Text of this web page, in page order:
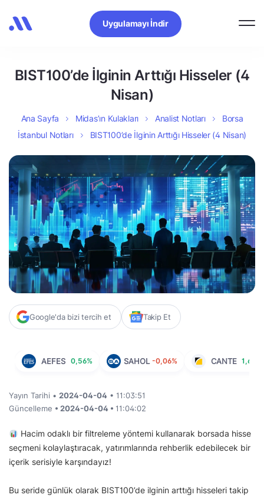
Uygulamayı İndir
BIST100’de İlginin Arttığı Hisseler (4
Nisan)
Ana Sayfa Midas’ın Kulakları Analist Notları
Borsa
İstanbul Notları
BIST100’de İlginin Arttığı Hisseler (4 Nisan)
Google'da bizi tercih et Takip Et
AEFES 0,56% SAHOL -0,06% CANTE 1,68%
Yayın Tarihi • 2024-04-04 • 11:03:51
Güncelleme • 2024-04-04 • 11:04:02
Hacim odaklı bir filtreleme yöntemi kullanarak borsada hisse
seçmeni kolaylaştıracak, yatırımlarında rehberlik edebilecek bir
içerik serisiyle karşındayız!
Bu seride günlük olarak BIST100’de ilginin arttığı hisseleri takip